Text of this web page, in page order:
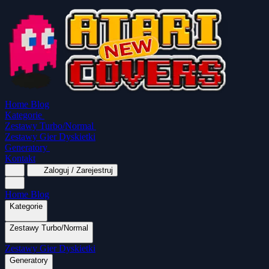
Home Blog
Kategorie
Zestawy Turbo/Normal
Zestawy Gier Dyskietki
Generatory
Kontakt
Zaloguj / Zarejestruj
Home Blog
Kategorie
Wszystkie kategorie
Zestawy Turbo/Normal
MapaSoft Turbo ROM SparkTurbo 2000
Mina Grubcio Normal
Zestawy Gier Dyskietki
Generatory